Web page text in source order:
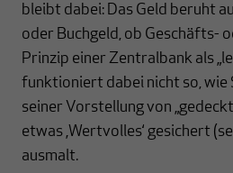
bleibt dabei: Das Geld beruht
oder Buchgeld, ob Geschäfts-
Prinzip einer Zentralbank als
funktioniert dabei nicht so, wie
seiner Vorstellung von
etwas ‚Wertvolles‘ gesichert
ausmalt.